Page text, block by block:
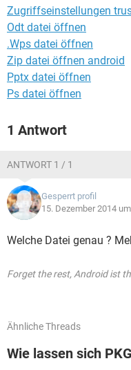
Zugriffseinstellungen
Odt datei öffnen
.Wps datei öffnen
Zip datei öffnen android
Pptx datei öffnen
Ps datei öffnen
1 Antwort
ANTWORT 1 / 1
Gesperrt profil
15. Dezember 2014
Welche Datei genau ?
Forget the rest, Android ist
Ähnliche Threads
Wie lassen sich